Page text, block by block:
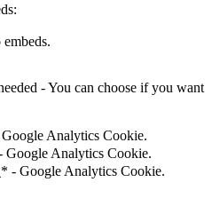
- You can choose if you want
Analytics Cookie.
Google Analytics Cookie.
- Google Analytics Cookie.